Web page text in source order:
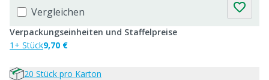
Vergleichen
Verpackungseinheiten und Staffelpreise
1+ Stück9,70 €
20 Stück pro Karton